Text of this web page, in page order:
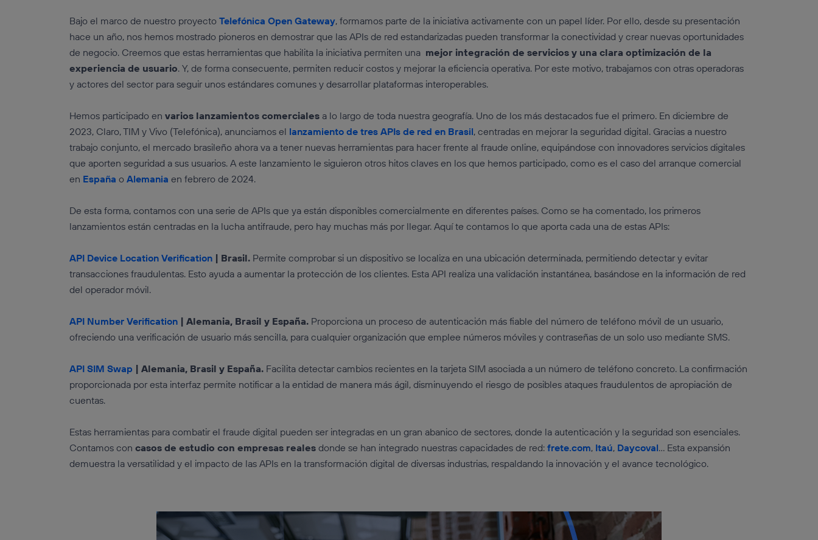
Bajo el marco de nuestro proyecto Telefónica Open Gateway, formamos parte de la iniciativa activamente con un papel líder. Por ello, desde su presentación
hace un año, nos hemos mostrado pioneros en demostrar que las APIs de red estandarizadas pueden transformar la conectividad y crear nuevas oportunidades
de negocio. Creemos que estas herramientas que habilita la iniciativa permiten una mejor integración de servicios y una clara optimización de la
experiencia de usuario. Y, de forma consecuente, permiten reducir costos y mejorar la eficiencia operativa. Por este motivo, trabajamos con otras operadoras
y actores del sector para seguir unos estándares comunes y desarrollar plataformas interoperables.
Hemos participado en varios lanzamientos comerciales a lo largo de toda nuestra geografía. Uno de los más destacados fue el primero. En diciembre de
2023, Claro, TIM y Vivo (Telefónica), anunciamos el lanzamiento de tres APIs de red en Brasil, centradas en mejorar la seguridad digital. Gracias a nuestro
trabajo conjunto, el mercado brasileño ahora va a tener nuevas herramientas para hacer frente al fraude online, equipándose con innovadores servicios digitales
que aporten seguridad a sus usuarios. A este lanzamiento le siguieron otros hitos claves en los que hemos participado, como es el caso del arranque comercial
en España o Alemania en febrero de 2024.
De esta forma, contamos con una serie de APIs que ya están disponibles comercialmente en diferentes países. Como se ha comentado, los primeros
lanzamientos están centradas en la lucha antifraude, pero hay muchas más por llegar. Aquí te contamos lo que aporta cada una de estas APIs:
API Device Location Verification | Brasil. Permite comprobar si un dispositivo se localiza en una ubicación determinada, permitiendo detectar y evitar
transacciones fraudulentas. Esto ayuda a aumentar la protección de los clientes. Esta API realiza una validación instantánea, basándose en la información de red
del operador móvil.
API Number Verification | Alemania, Brasil y España. Proporciona un proceso de autenticación más fiable del número de teléfono móvil de un usuario,
ofreciendo una verificación de usuario más sencilla, para cualquier organización que emplee números móviles y contraseñas de un solo uso mediante SMS.
API SIM Swap | Alemania, Brasil y España. Facilita detectar cambios recientes en la tarjeta SIM asociada a un número de teléfono concreto. La confirmación
proporcionada por esta interfaz permite notificar a la entidad de manera más ágil, disminuyendo el riesgo de posibles ataques fraudulentos de apropiación de
cuentas.
Estas herramientas para combatir el fraude digital pueden ser integradas en un gran abanico de sectores, donde la autenticación y la seguridad son esenciales.
Contamos con casos de estudio con empresas reales donde se han integrado nuestras capacidades de red: frete.com, Itaú, Daycoval… Esta expansión
demuestra la versatilidad y el impacto de las APIs en la transformación digital de diversas industrias, respaldando la innovación y el avance tecnológico.